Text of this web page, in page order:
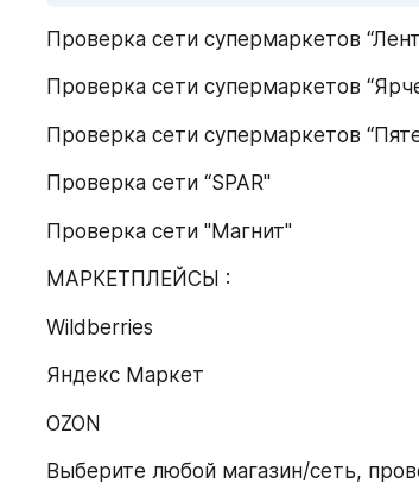
Проверка сети супермаркетов
Проверка сети супермаркетов
Проверка сети супермаркетов
Проверка сети “SPAR"
Проверка сети "Магнит"
МАРКЕТПЛЕЙСЫ :
Wildberries
Яндекс Маркет
OZON
Выберите любой магазин/сеть,